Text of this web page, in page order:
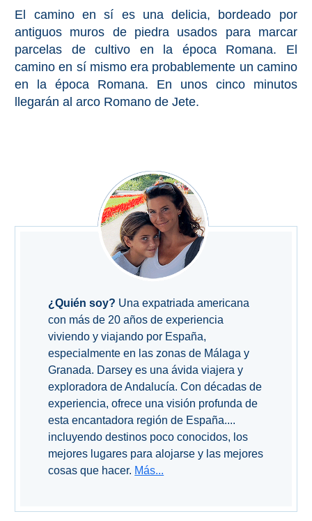
➜
Reserva de
Maro
Ardales
Monumentos
Playas de Granada
Playas de Maro
Excursiones Desde Málaga
El camino en sí es una delicia, bordeado por
antiguos muros de piedra usados para marcar
parcelas de cultivo en la época Romana. El
camino en sí mismo era probablemente un camino
en la época Romana. En unos cinco minutos
llegarán al arco Romano de Jete.
¿Quién soy? Una expatriada americana
con más de 20 años de experiencia
viviendo y viajando por España,
especialmente en las zonas de Málaga y
Granada. Darsey es una ávida viajera y
exploradora de Andalucía. Con décadas de
experiencia, ofrece una visión profunda de
esta encantadora región de España....
incluyendo destinos poco conocidos, los
mejores lugares para alojarse y las mejores
cosas que hacer. Más...